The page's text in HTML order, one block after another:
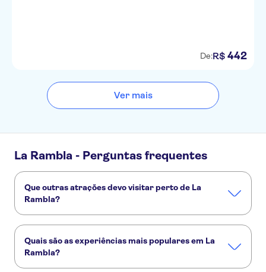
De:R$ 442
Ver mais
La Rambla - Perguntas frequentes
Que outras atrações devo visitar perto de La
Rambla?
Sagrada Família
Quais são as experiências mais populares em La
Rambla?